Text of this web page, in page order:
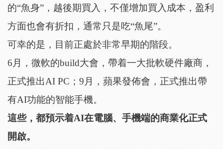
的“魚身”，越後期買入，不僅增加買入成本，盈利
方面也會有折扣，通常只是吃“魚尾”。
可幸的是，目前正處於非常早期的階段。
6月，微軟的build大會，帶着一大批軟硬件廠商，
正式推出AI PC；9月，蘋果發佈會，正式推出帶
有AI功能的智能手機。
這些，都預示着AI在電腦、手機端的商業化正式
開啟。